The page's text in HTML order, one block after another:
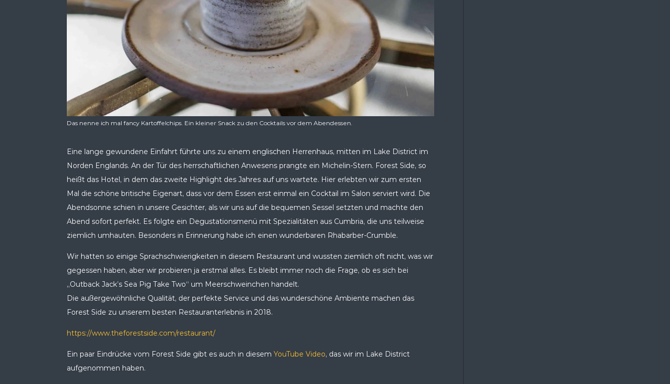
Das nenne ich mal fancy Kartoffelchips. Ein kleiner Snack zu den Cocktails vor dem Abendessen.
Eine lange gewundene Einfahrt führte uns zu einem englischen Herrenhaus, mitten im Lake District im
Norden Englands. An der Tür des herrschaftlichen Anwesens prangte ein Michelin-Stern. Forest Side, so
heißt das Hotel, in dem das zweite Highlight des Jahres auf uns wartete. Hier erlebten wir zum ersten
Mal die schöne britische Eigenart, dass vor dem Essen erst einmal ein Cocktail im Salon serviert wird. Die
Abendsonne schien in unsere Gesichter, als wir uns auf die bequemen Sessel setzten und machte den
Abend sofort perfekt. Es folgte ein Degustationsmenü mit Spezialitäten aus Cumbria, die uns teilweise
ziemlich umhauten. Besonders in Erinnerung habe ich einen wunderbaren Rhabarber-Crumble.
Wir hatten so einige Sprachschwierigkeiten in diesem Restaurant und wussten ziemlich oft nicht, was wir
gegessen haben, aber wir probieren ja erstmal alles. Es bleibt immer noch die Frage, ob es sich bei
„Outback Jack’s Sea Pig Take Two“ um Meerschweinchen handelt.
Die außergewöhnliche Qualität, der perfekte Service und das wunderschöne Ambiente machen das
Forest Side zu unserem besten Restauranterlebnis in 2018.
https://www.theforestside.com/restaurant/
Ein paar Eindrücke vom Forest Side gibt es auch in diesemYouTube Video, das wir im Lake District
aufgenommen haben.